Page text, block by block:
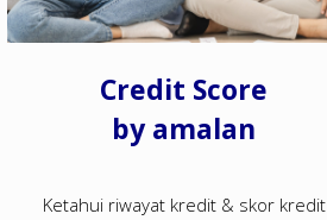
Credit Score
by amalan
Ketahui riwayat kredit & skor kredit